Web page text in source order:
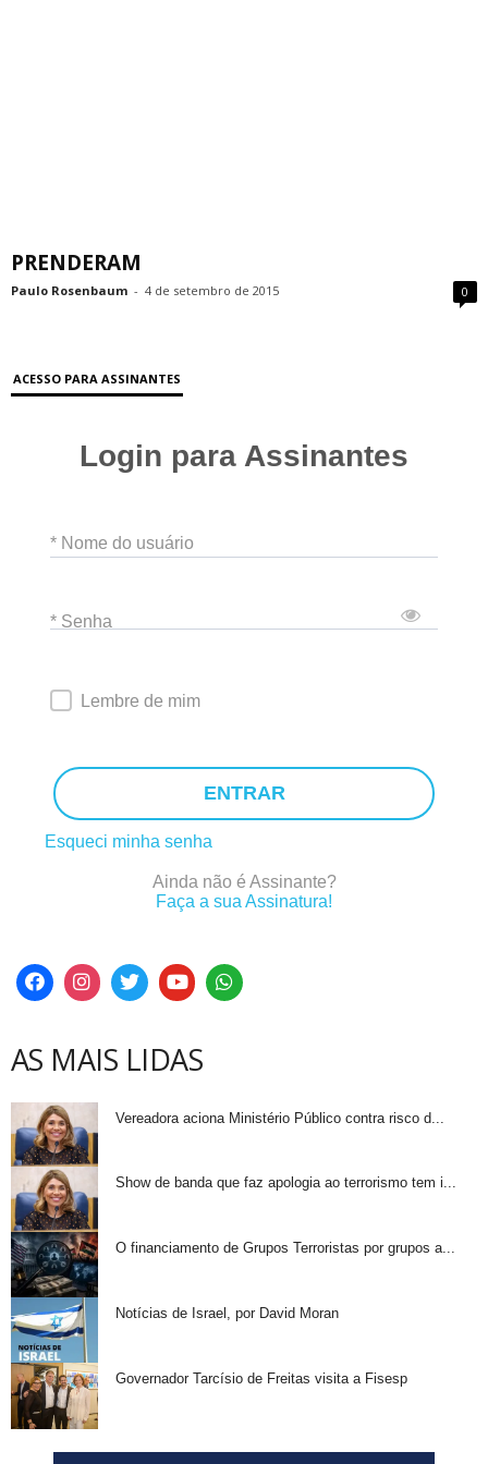
PRENDERAM
Paulo Rosenbaum - 4 de setembro de 2015 0
ACESSO PARA ASSINANTES
Login para Assinantes
* Nome do usuário
* Senha
Lembre de mim
ENTRAR
Esqueci minha senha
Ainda não é Assinante?
Faça a sua Assinatura!
AS MAIS LIDAS
Vereadora aciona Ministério Público contra risco d...
Show de banda que faz apologia ao terrorismo tem i...
O financiamento de Grupos Terroristas por grupos a...
Notícias de Israel, por David Moran
Governador Tarcísio de Freitas visita a Fisesp